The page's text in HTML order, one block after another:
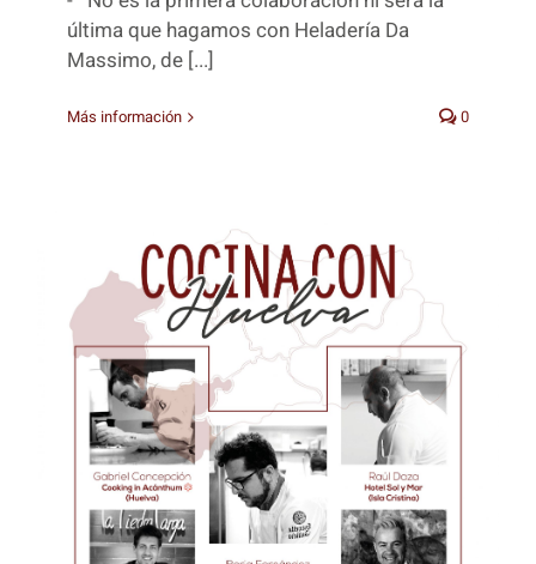
última que hagamos con Heladería Da
Massimo, de [...]
Más información 0